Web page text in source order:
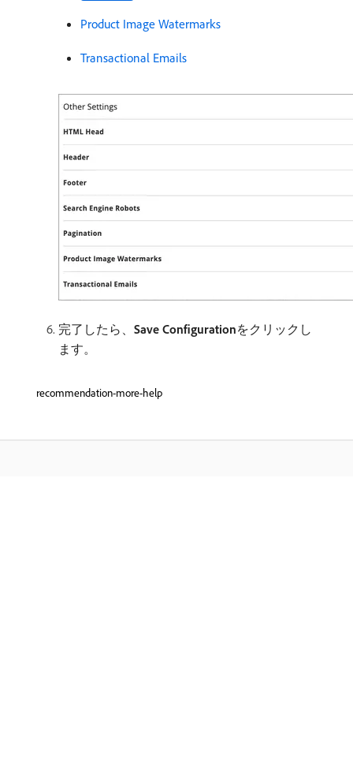
Product Image Watermarks
Transactional Emails
完了したら、 Save Configuration​をクリックし
ます。
recommendation-more-help